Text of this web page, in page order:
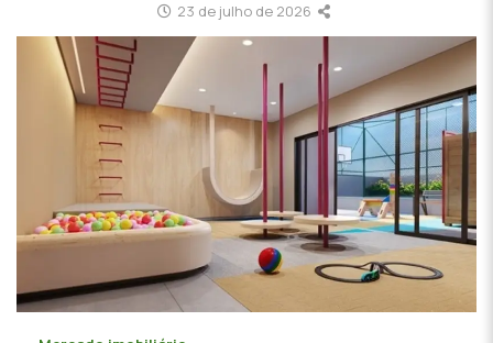
23 de julho de 2026